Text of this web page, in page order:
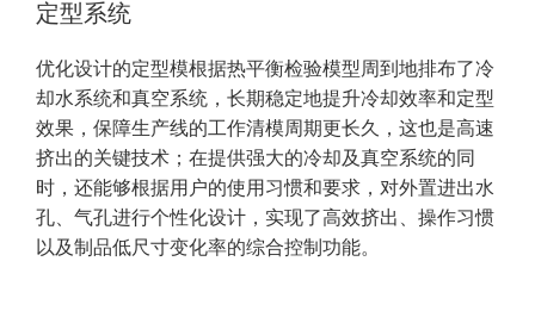
定型系统
优化设计的定型模根据热平衡检验模型周到地排布了冷
却水系统和真空系统，长期稳定地提升冷却效率和定型
效果，保障生产线的工作清模周期更长久，这也是高速
挤出的关键技术；在提供强大的冷却及真空系统的同
时，还能够根据用户的使用习惯和要求，对外置进出水
孔、气孔进行个性化设计，实现了高效挤出、操作习惯
以及制品低尺寸变化率的综合控制功能。